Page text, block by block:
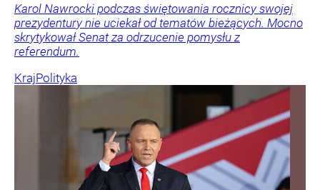
Karol Nawrocki podczas świętowania rocznicy swojej
prezydentury nie uciekał od tematów bieżących. Mocno
skrytykował Senat za odrzucenie pomysłu z
referendum.
KrajPolityka